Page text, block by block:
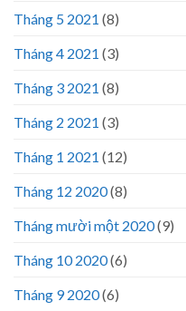
Tháng 5 2021 (8)
Tháng 4 2021 (3)
Tháng 3 2021 (8)
Tháng 2 2021 (3)
Tháng 1 2021 (12)
Tháng 12 2020(8)
Tháng mười một 2020(9)
Tháng 10 2020(6)
Tháng 9 2020(6)